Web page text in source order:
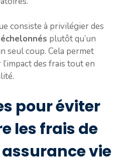
consiste à privilégier des
plutôt qu’un
seul coup. Cela permet
des frais tout en
pour éviter
les frais de
vie